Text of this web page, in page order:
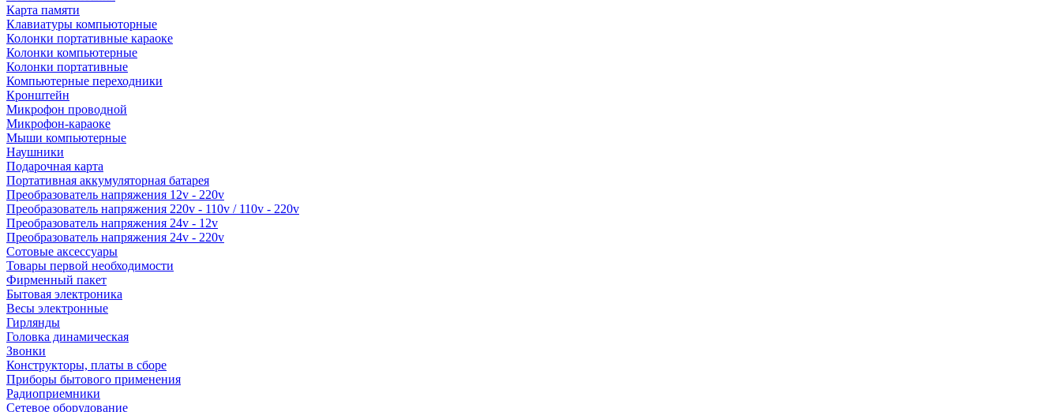
Карта памяти
Клавиатуры компьюторные
Колонки портативные караоке
Колонки компьютерные
Колонки портативные
Компьютерные переходники
Кронштейн
Микрофон проводной
Микрофон-караоке
Мыши компьютерные
Наушники
Подарочная карта
Портативная аккумуляторная батарея
Преобразователь напряжения 12v - 220v
Преобразователь напряжения 220v - 110v / 110v - 220v
Преобразователь напряжения 24v - 12v
Преобразователь напряжения 24v - 220v
Сотовые аксессуары
Товары первой необходимости
Фирменный пакет
Бытовая электроника
Весы электронные
Гирлянды
Головка динамическая
Звонки
Конструкторы, платы в сборе
Приборы бытового применения
Радиоприемники
Сетевое оборудование